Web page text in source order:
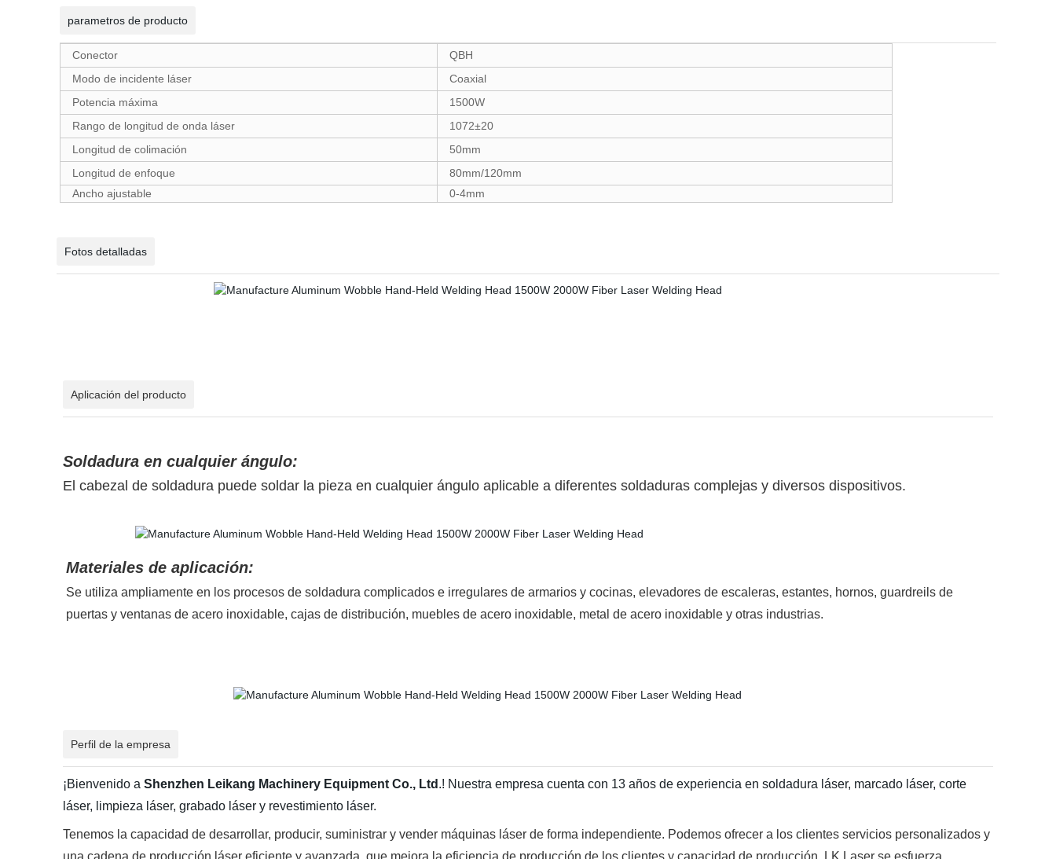
parametros de producto
Conector
QBH
Modo de incidente láser
Coaxial
Potencia máxima
1500W
Rango de longitud de onda láser
1072±20
Longitud de colimación
50mm
Longitud de enfoque
80mm/120mm
Ancho ajustable
0-4mm
Fotos detalladas
Aplicación del producto
Soldadura en cualquier ángulo:
El cabezal de soldadura puede soldar la pieza en cualquier ángulo aplicable a diferentes soldaduras complejas y diversos dispositivos.
Materiales de aplicación:
Se utiliza ampliamente en los procesos de soldadura complicados e irregulares de armarios y cocinas, elevadores de escaleras, estantes, hornos, guardreils de
puertas y ventanas de acero inoxidable, cajas de distribución, muebles de acero inoxidable, metal de acero inoxidable y otras industrias.
Perfil de la empresa
¡Bienvenido a Shenzhen Leikang Machinery Equipment Co., Ltd .! Nuestra empresa cuenta con 13 años de experiencia en soldadura láser, marcado láser, corte
láser, limpieza láser, grabado láser y revestimiento láser.
Tenemos la capacidad de desarrollar, producir, suministrar y vender máquinas láser de forma independiente. Podemos ofrecer a los clientes servicios personalizados y
una cadena de producción láser eficiente y avanzada, que mejora la eficiencia de producción de los clientes y capacidad de producción. LK Laser se esfuerza